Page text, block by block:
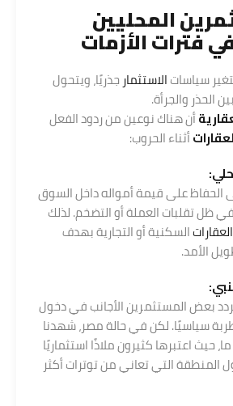
المحليين
فترات الأزمات
سياساتالاستثمار جذريًا، ويتحول
الحذر والجرأة.
أن هناك نوعين من ردود الفعل
أثناء الحروب:
الحفاظ على قيمة أمواله داخل السوق
ظل تقلبات العملة أو التضخم. لذلك
السكنية أو التجارية بهدف
الأمد.
بعض المستثمرين الأجانب في دخول
سياسيًا. لكن في حالة مصر، شهدنا
حيث اعتبرها كثيرون ملاذًا استثماريًا
المنطقة التي تعاني من توترات أكثر